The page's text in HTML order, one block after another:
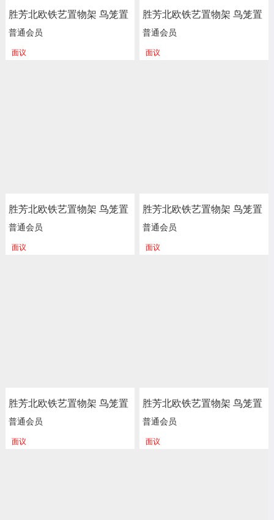
胜芳北欧铁艺置物架 鸟笼置
物架 客厅阳台落地多层花架
服装店包包架 金色展示架
普通会员
面议
胜芳北欧铁艺置物架 鸟笼置
物架 客厅阳台落地多层花架
服装店包包架 金色展示架
普通会员
面议
胜芳北欧铁艺置物架 鸟笼置
物架 客厅阳台落地多层花架
服装店包包架 金色展示架
普通会员
面议
胜芳北欧铁艺置物架 鸟笼置
物架 客厅阳台落地多层花架
服装店包包架 金色展示架
普通会员
面议
胜芳北欧铁艺置物架 鸟笼置
物架 客厅阳台落地多层花架
服装店包包架 金色展示架
普通会员
面议
胜芳北欧铁艺置物架 鸟笼置
物架 客厅阳台落地多层花架
服装店包包架 金色展示架
普通会员
面议